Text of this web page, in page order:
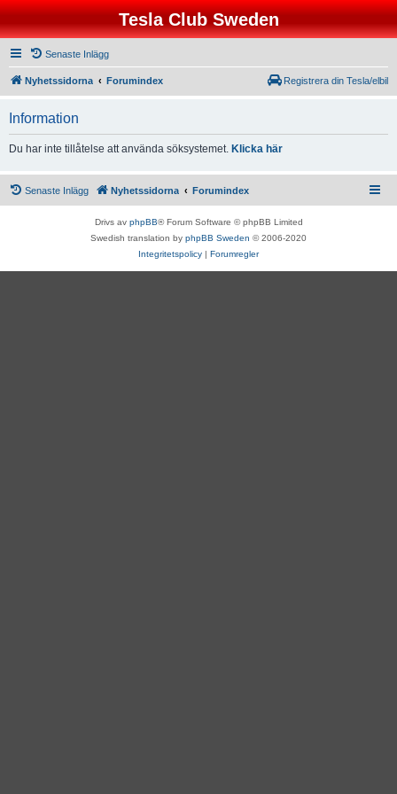
Tesla Club Sweden
Senaste Inlägg
Nyhetssidorna Forumindex Registrera din Tesla/elbil
Information
Du har inte tillåtelse att använda söksystemet. Klicka här
Senaste Inlägg Nyhetssidorna Forumindex
Drivs av phpBB® Forum Software © phpBB Limited
Swedish translation by phpBB Sweden © 2006-2020
Integritetspolicy | Forumregler